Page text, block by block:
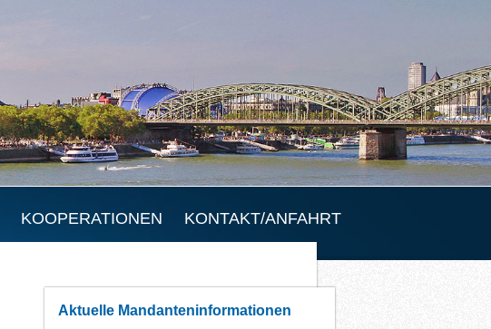
KOOPERATIONEN KONTAKT/ANFAHRT
Aktuelle Mandanteninformationen